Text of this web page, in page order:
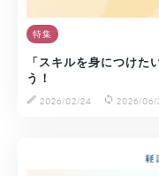
特集
「スキルを身につけ
う！
2026/02/24
2026/06/